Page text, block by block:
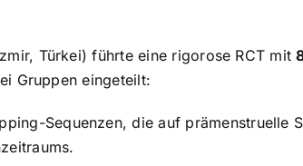
Türkei) führte eine rigorose RCT mit
Gruppen eingeteilt:
Sequenzen, die auf prämenstruelle